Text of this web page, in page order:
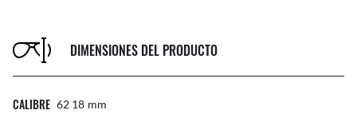
DIMENSIONES DEL PRODUCTO
CALIBRE 62 18 Mm